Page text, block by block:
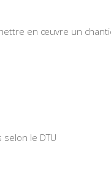
en œuvre un
le DTU